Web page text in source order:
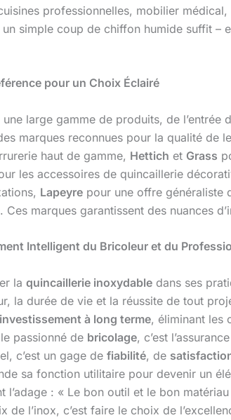
professionnelles, mobilier
un simple coup de chiffon humide suffit
pour un Choix Éclairé
large gamme de produits, de
marques reconnues pour la qualité de
haut de gamme, Hettich et Grass
les accessoires de quincaillerie
Lapeyre pour une offre généraliste
Ces marques garantissent des nuances
Intelligent du Bricoleur et du
la quincaillerie inoxydable dans ses
la durée de vie et la réussite de tout
investissement à long terme, éliminant les
passionné de bricolage, c’est
c’est un gage de fiabilité, de
sa fonction utilitaire pour devenir un
l’adage : « Le bon outil et le bon
de l’inox, c’est faire le choix de